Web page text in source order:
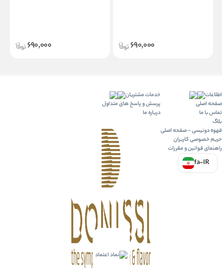
690,000
690,000
اطلاعات
صفحه اصلی
تماس با ما
بلاگ
قهوه دونیسی - صفحه اصلی
حریم خصوصی کاربران
راهنمای قوانین و مقررات
خدمات مشتریان
پرسش و پاسخ های متداول
درباره ما
fa-IR